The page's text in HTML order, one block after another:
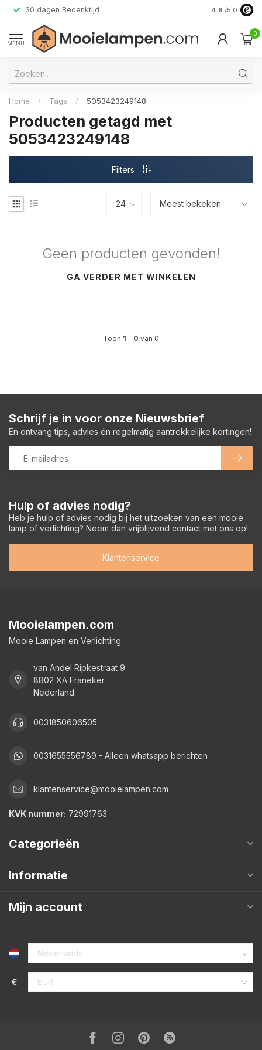
30 dagen Bedenktijd Verzending
4.8 /5.0
MENU
0
Home / Tags / 5053423249148
Producten getagd met
5053423249148
Filters
Geen producten gevonden!
GA VERDER MET WINKELEN
Toon 1 - 0 van 0
Hulp of advies nodig?
Heb je hulp of advies nodig bij het uitzoeken van een mooie
lamp of verlichting? Neem dan vrijblijvend contact met ons op!
Klantenservice
Schrijf je in voor onze Nieuwsbrief
En ontvang tips, advies én regelmatig aantrekkelijke kortingen!
Mooielampen.com
Mooie Lampen en Verlichting
van Andel Ripkestraat 9
8802 XA Franeker
Nederland
0031850606505
0031655556789 - Alleen whatsapp berichten
klantenservice@mooielampen.com
KVK nummer: 72991763
Categorieën
Informatie
Mijn account
€